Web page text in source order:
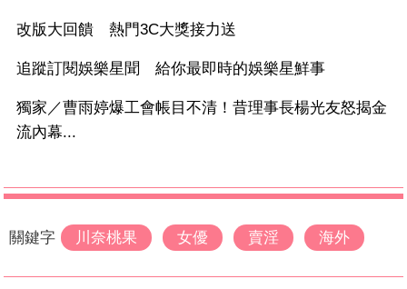
改版大回饋 熱門3C大獎接力送
追蹤訂閱娛樂星聞 給你最即時的娛樂星鮮事
獨家／曹雨婷爆工會帳目不清！昔理事長楊光友怒揭金
流內幕...
關鍵字 川奈桃果 女優 賣淫 海外